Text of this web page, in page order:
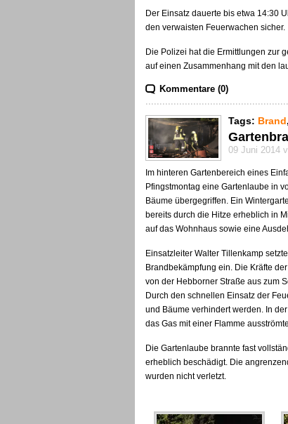
Der Einsatz dauerte bis etwa 14:30
den verwaisten Feuerwachen sicher.
Die Polizei hat die Ermittlungen zur
auf einen Zusammenhang mit den
Kommentare (0)
Tags: Brand,
09 Juni 2014
Im hinteren Gartenbereich eines
Pfingstmontag eine Gartenlaube in
Bäume übergegriffen. Ein
bereits durch die Hitze erheblich in
auf das Wohnhaus sowie eine
Einsatzleiter Walter Tillenkamp
Brandbekämpfung ein. Die Kräfte
von der Hebborner Straße aus zum
Durch den schnellen Einsatz der
und Bäume verhindert werden. In
das Gas mit einer Flamme
Die Gartenlaube brannte fast
erheblich beschädigt. Die
wurden nicht verletzt.